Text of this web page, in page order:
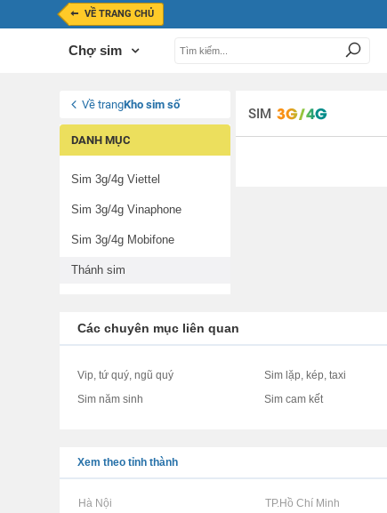
VỀ TRANG CHỦ
Chợ sim
Về trangKho sim số
DANH MỤC
Sim 3g/4g Viettel
Sim 3g/4g Vinaphone
Sim 3g/4g Mobifone
Thánh sim
SIM
Các chuyên mục liên quan
Vip, tứ quý, ngũ quý Sim lặp, kép, taxi
Sim năm sinh
Sim cam kết
Xem theo tỉnh thành
Rao vặt tại Hà Nội Rao vặt tại TP.Hồ Chí Minh